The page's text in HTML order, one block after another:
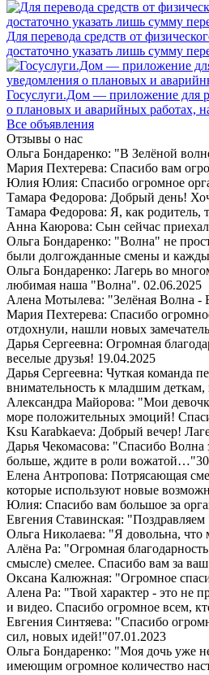
Для перевода средств от
достаточно указать лишь сумму
Госуслуги.Дом — приложение для
о плановых и аварийных работах,
Все объявления
Отзывы о нас
Ольга Бондаренко: "В Зелёной
Мария Пехтерева: Спасибо вам
Юлия Юлия: Спасибо огромное
Тамара Федорова: Добрый день!
Тамара Федорова: Я, как родитель,
Анна Каюрова: Сын сейчас
Ольга Бондаренко: "Волна" не
были долгожданные смены и
Ольга Бондаренко: Лагерь во
любимая наша "Волна". 02.06.2025
Алена Мотылева: "Зелёная Волна -
Мария Пехтерева: Спасибо
отдохнули, нашли новых
Дарья Сергеевна: Огромная
веселые друзья! 19.04.2025
Дарья Сергеевна: Чуткая команда
внимательность к младшим
Александра Майорова: "Мои
море положительных эмоций!
Ksu Karabkaeva: Добрый вечер!
Дарья Чекомасова: "Спасибо Волна
больше, ждите в роли вожатой…"
Елена Антропова: Потрясающая
которые используют новые
Юлия: Спасибо вам большое за
Евгения Ставинская:
Ольга Николаева: "Я довольна, что
Алёна Ра: "Огромная
смысле) смелее. Спасибо вам за
Оксана Калюжная: "Огромное
Алена Ра: "Твой характер - это не
и видео. Спасибо огромное всем,
Евгения Синтяева: "Спасибо
сил, новых идей!"07.01.2023
Ольга Бондаренко: "Моя дочь уже
имеющим огромное количество